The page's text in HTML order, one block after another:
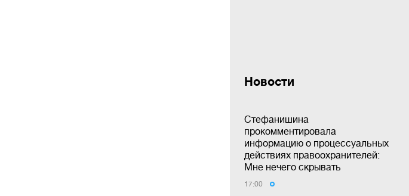
Новости
Стефанишина
прокомментировала
информацию о процессуальных
действиях правоохранителей:
Мне нечего скрывать
17:00